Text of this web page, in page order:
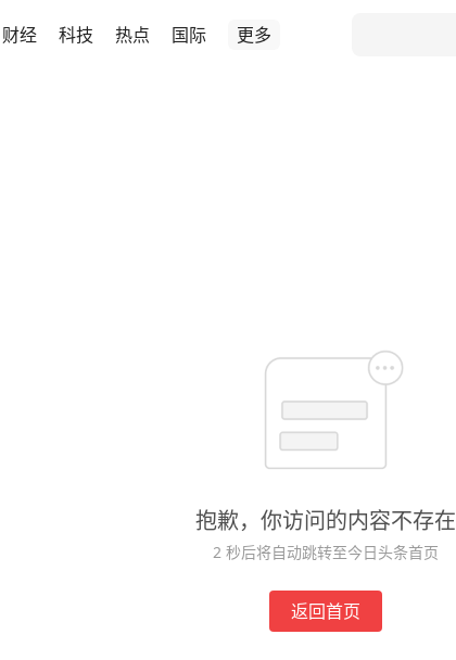
财经 科技 热点 国际 更多
抱歉，你访问的内容不存在
2 秒后将自动跳转至今日头条首页
返回首页